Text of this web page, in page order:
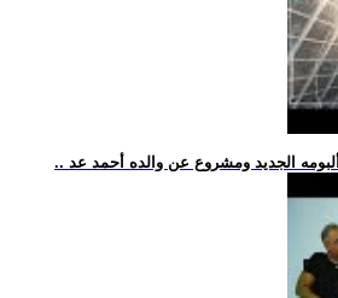
الجديد ومشروع عن والده أحمد عد